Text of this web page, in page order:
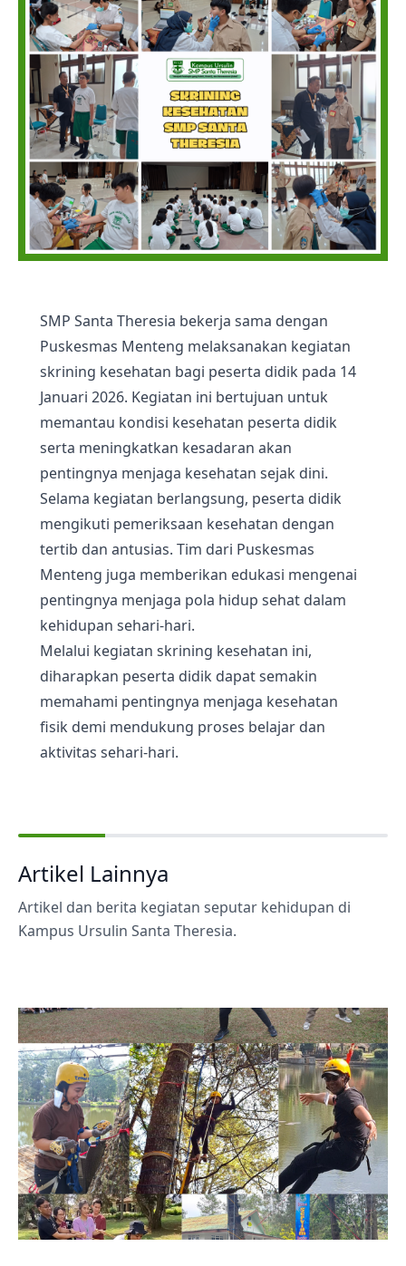
SMP Santa Theresia bekerja sama dengan
Puskesmas Menteng melaksanakan kegiatan
skrining kesehatan bagi peserta didik pada 14
Januari 2026. Kegiatan ini bertujuan untuk
memantau kondisi kesehatan peserta didik
serta meningkatkan kesadaran akan
pentingnya menjaga kesehatan sejak dini.
Selama kegiatan berlangsung, peserta didik
mengikuti pemeriksaan kesehatan dengan
tertib dan antusias. Tim dari Puskesmas
Menteng juga memberikan edukasi mengenai
pentingnya menjaga pola hidup sehat dalam
kehidupan sehari-hari.
Melalui kegiatan skrining kesehatan ini,
diharapkan peserta didik dapat semakin
memahami pentingnya menjaga kesehatan
fisik demi mendukung proses belajar dan
aktivitas sehari-hari.
Artikel Lainnya
Artikel dan berita kegiatan seputar kehidupan di
Kampus Ursulin Santa Theresia.